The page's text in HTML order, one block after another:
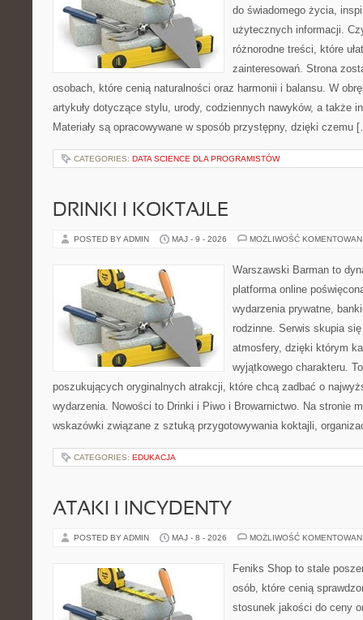
do świadomego życia,
użytecznych informacji.
różnorodne treści, które
zainteresowań. Strona
osobach, które cenią naturalności oraz harmonii i balansu. W
artykuły dotyczące stylu, urody, codziennych nawyków, a także
Materiały są opracowywane w sposób przystępny, dzięki czemu
CATEGORIES: DATA SCIENCE DLA PROGRAMISTÓW
DRINKI I KOKTAJLE
POSTED BY ADMIN MAJ - 9 - 2026 MOŻLIWOŚĆ
Warszawski Barman to
platforma online
wydarzenia prywatne,
rodzinne. Serwis skupia
atmosfery, dzięki którym
wyjątkowego charakteru.
poszukujących oryginalnych atrakcji, które chcą zadbać o
wydarzenia. Nowości to Drinki i Piwo i Browarnictwo. Na stronie
wskazówki związane z sztuką przygotowywania koktajli,
CATEGORIES: EDUKACJA
ATAKI I INCYDENTY
POSTED BY ADMIN MAJ - 8 - 2026 MOŻLIWOŚĆ
Feniks Shop to stale
osób, które cenią
stosunek jakości do ceny